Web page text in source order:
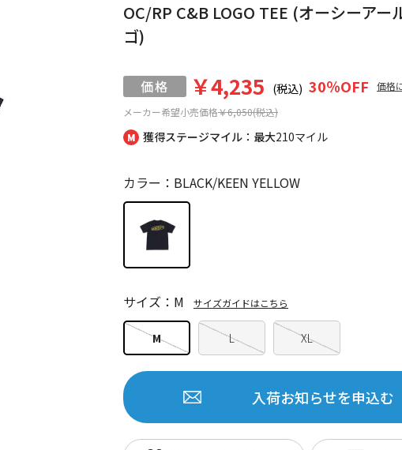
獲得ステージマイル：最大210マイル
OC/RP C&B LOGO TEE (オーシーアー
ゴ)
メーカー希望小売価格￥6,050(税込)
￥4,235 (税込) 30％OFF 価格
カラー：BLACK/KEEN YELLOW
M L XL
サイズ：M サイズガイドはこちら
入荷お知らせを申込む